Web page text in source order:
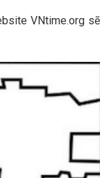
VNtime.org sẽ